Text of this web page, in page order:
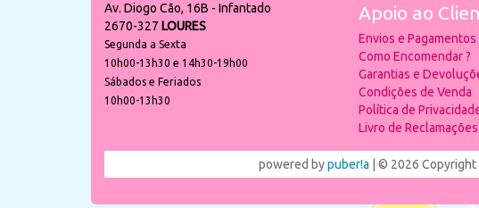
Av. Diogo Cão, 16B - Infantado
2670-327 LOURES
Segunda a Sexta
10h00-13h30 e 14h30-19h00
Sábados e Feriados
10h00-13h30
Apoio ao
Envios e Pagamentos
Como Encomendar ?
Garantias e
Condições de Venda
Política de
Livro de Reclamações
powered bypuber!a | © 2026